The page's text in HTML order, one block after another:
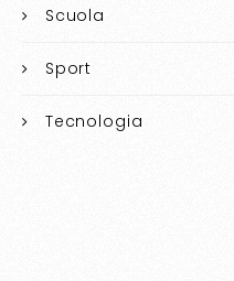
Scuola
Sport
Tecnologia